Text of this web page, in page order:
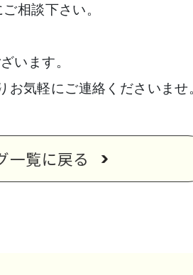
相談下さい。
います。
お気軽にご連絡くださいませ
一覧に戻る